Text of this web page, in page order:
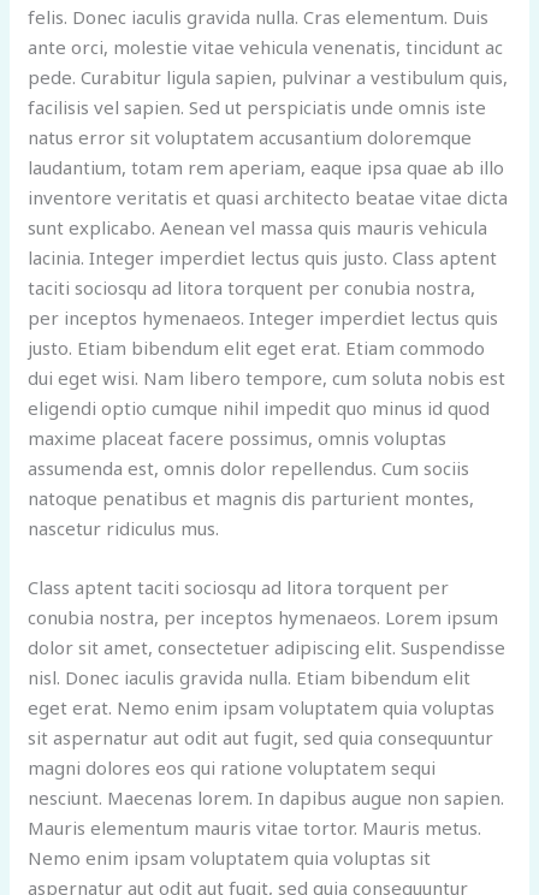
felis. Donec iaculis gravida nulla. Cras elementum. Duis
ante orci, molestie vitae vehicula venenatis, tincidunt ac
pede. Curabitur ligula sapien, pulvinar a vestibulum quis,
facilisis vel sapien. Sed ut perspiciatis unde omnis iste
natus error sit voluptatem accusantium doloremque
laudantium, totam rem aperiam, eaque ipsa quae ab illo
inventore veritatis et quasi architecto beatae vitae dicta
sunt explicabo. Aenean vel massa quis mauris vehicula
lacinia. Integer imperdiet lectus quis justo. Class aptent
taciti sociosqu ad litora torquent per conubia nostra,
per inceptos hymenaeos. Integer imperdiet lectus quis
justo. Etiam bibendum elit eget erat. Etiam commodo
dui eget wisi. Nam libero tempore, cum soluta nobis est
eligendi optio cumque nihil impedit quo minus id quod
maxime placeat facere possimus, omnis voluptas
assumenda est, omnis dolor repellendus. Cum sociis
natoque penatibus et magnis dis parturient montes,
nascetur ridiculus mus.
Class aptent taciti sociosqu ad litora torquent per
conubia nostra, per inceptos hymenaeos. Lorem ipsum
dolor sit amet, consectetuer adipiscing elit. Suspendisse
nisl. Donec iaculis gravida nulla. Etiam bibendum elit
eget erat. Nemo enim ipsam voluptatem quia voluptas
sit aspernatur aut odit aut fugit, sed quia consequuntur
magni dolores eos qui ratione voluptatem sequi
nesciunt. Maecenas lorem. In dapibus augue non sapien.
Mauris elementum mauris vitae tortor. Mauris metus.
Nemo enim ipsam voluptatem quia voluptas sit
aspernatur aut odit aut fugit, sed quia consequuntur